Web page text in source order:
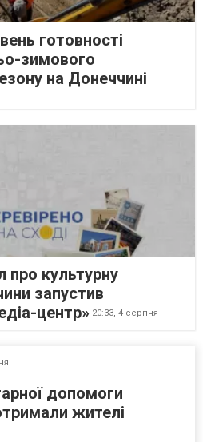
готовності
зимового
на Донеччині
про культурну
запустив
центр» 20:33, 4 серпня
допомоги
жителі